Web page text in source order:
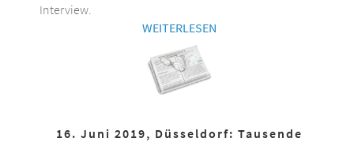
Interview.
WEITERLESEN
16. Juni 2019, Düsseldorf: Tausende